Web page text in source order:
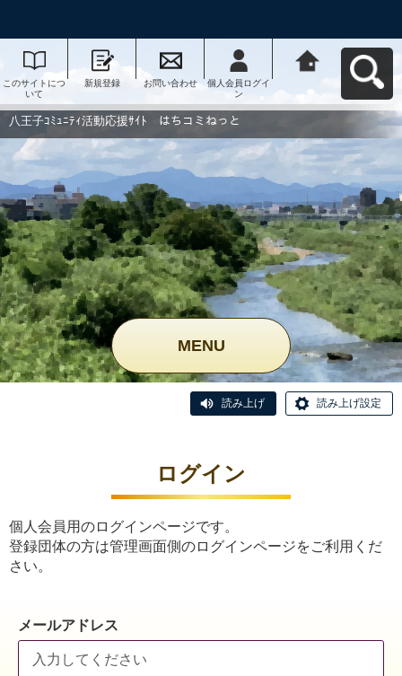
このサイトにつ
いて
新規登録 お問い合わせ
個人会員ログイ
ン
動応援ｻｲﾄ はち
コミねっとへ戻
八王子ｺﾐｭﾆﾃｨ活動応援ｻｲﾄ はちコミねっと
MENU
読み上げ 読み上げ設定
ログイン
個人会員用のログインページです。
登録団体の方は管理画面側のログインページをご利用くだ
さい。
メールアドレス